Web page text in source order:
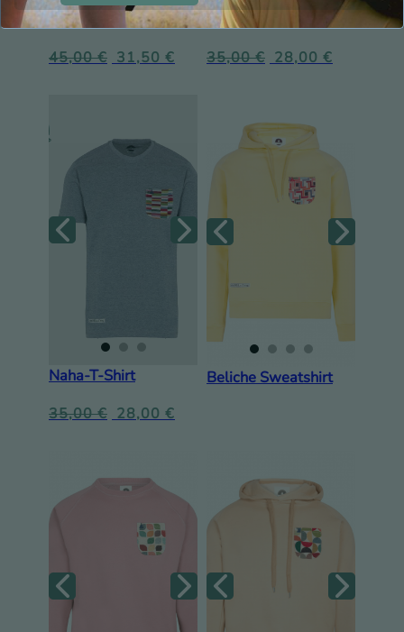
Kailua Polo
45,00€ 31,50 €
Dinant-T-Shirt
35,00€ 28,00 €
Naha-T-Shirt
35,00€ 28,00 €
Beliche Sweatshirt